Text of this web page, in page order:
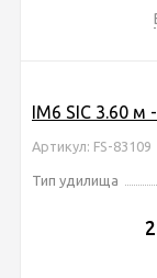
IM6 SIC 3.60 м
Артикул: FS-83109
Тип удилища